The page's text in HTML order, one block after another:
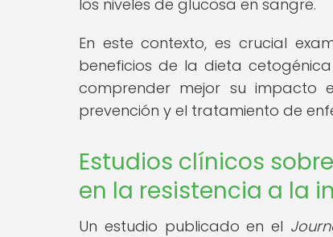
los niveles de glucosa en sangre.
En este contexto, es crucial
beneficios de la dieta
comprender mejor su impacto
prevención y el tratamiento de
Estudios clínicos
en la resistencia a la
Un estudio publicado en el